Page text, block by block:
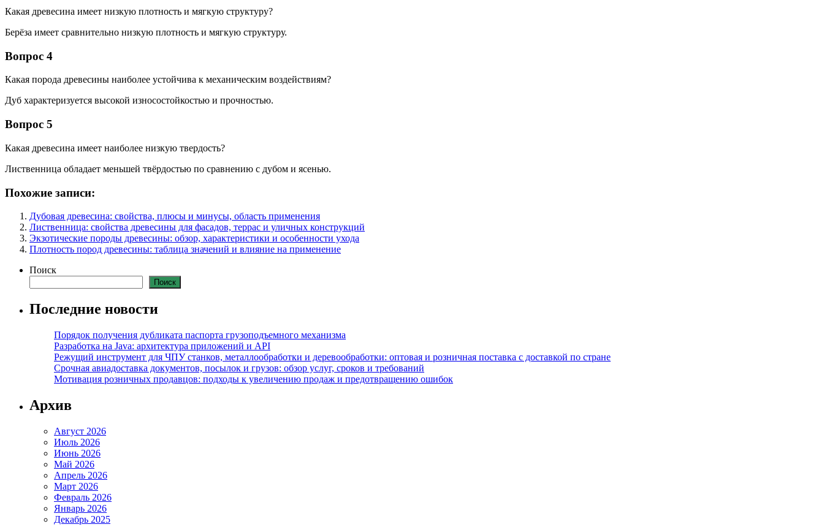
Какая древесина имеет низкую плотность и мягкую структуру?
Берёза имеет сравнительно низкую плотность и мягкую структуру.
Вопрос 4
Какая порода древесины наиболее устойчива к механическим воздействиям?
Дуб характеризуется высокой износостойкостью и прочностью.
Вопрос 5
Какая древесина имеет наиболее низкую твердость?
Лиственница обладает меньшей твёрдостью по сравнению с дубом и ясенью.
Похожие записи:
Дубовая древесина: свойства, плюсы и минусы, область применения
Лиственница: свойства древесины для фасадов, террас и уличных конструкций
Экзотические породы древесины: обзор, характеристики и особенности ухода
Плотность пород древесины: таблица значений и влияние на применение
Поиск
Поиск
Последние новости
Порядок получения дубликата паспорта грузоподъемного механизма
Разработка на Java: архитектура приложений и API
Режущий инструмент для ЧПУ станков, металлообработки и деревообработки: оптовая и розничная поставка с доставкой по стране
Срочная авиадоставка документов, посылок и грузов: обзор услуг, сроков и требований
Мотивация розничных продавцов: подходы к увеличению продаж и предотвращению ошибок
Архив
Август 2026
Июль 2026
Июнь 2026
Май 2026
Апрель 2026
Март 2026
Февраль 2026
Январь 2026
Декабрь 2025